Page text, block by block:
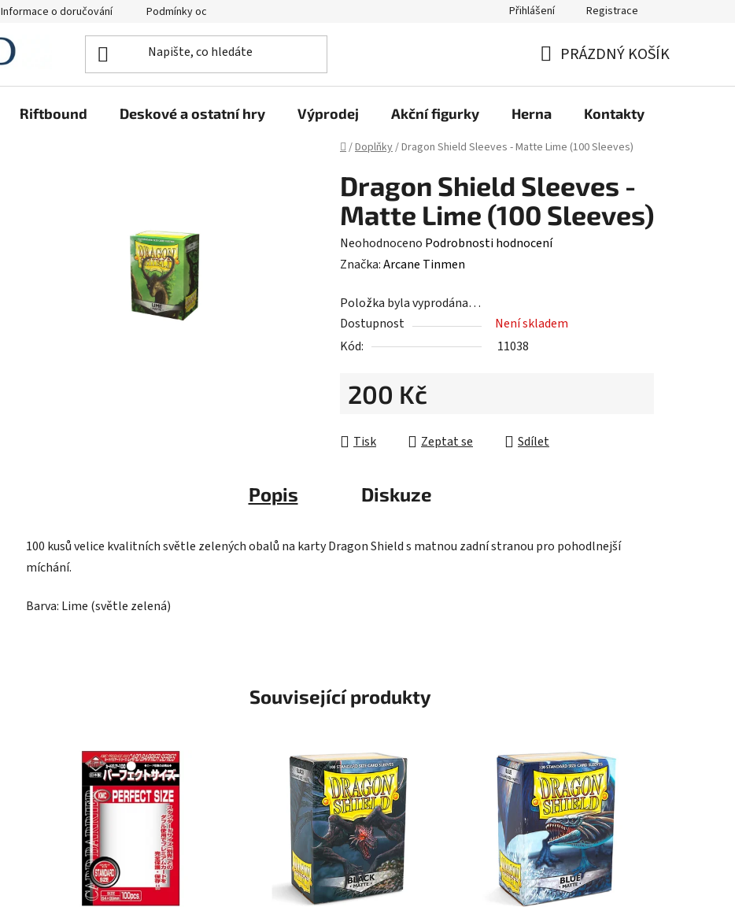
Informace o doručování Podmínky ochrany osobních údajů Přihlášení Registrace
KOŠÍK
PRÁZDNÝ KOŠÍK
Riftbound Deskové a ostatní hry Výprodej Akční figurky Herna Kontakty
Domů
/Doplňky/Dragon Shield Sleeves - Matte Lime (100 Sleeves)
Dragon Shield Sleeves -
Matte Lime (100 Sleeves)
Průměrné
hodnocení
je
0,0
z
hvězdiček.
Neohodnoceno Podrobnosti hodnocení
Značka:Arcane Tinmen
Položka byla vyprodána…
Dostupnost
Není skladem
Kód:
11038
200 Kč
Tisk
Zeptat se Sdílet
Popis Diskuze
100 kusů velice kvalitních světle zelených obalů na karty Dragon Shield s matnou zadní stranou pro pohodlnejší
míchání.
Barva: Lime (světle zelená)
Související produkty